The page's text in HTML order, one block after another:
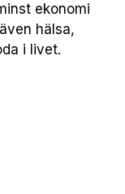
ekonomi
hälsa,
i livet.